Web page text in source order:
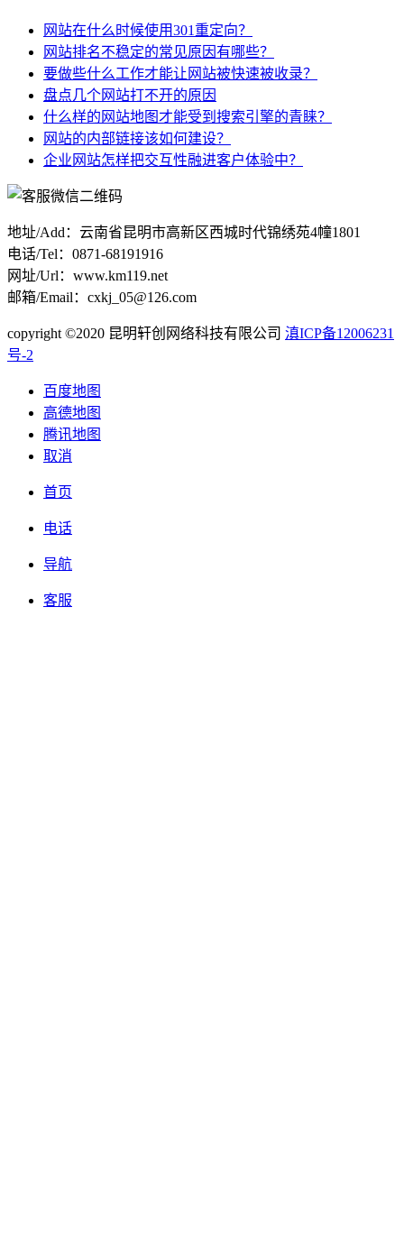
网站在什么时候使用301重定向？
网站排名不稳定的常见原因有哪些？
要做些什么工作才能让网站被快速被收录？
盘点几个网站打不开的原因
什么样的网站地图才能受到搜索引擎的青睐？
网站的内部链接该如何建设？
企业网站怎样把交互性融进客户体验中？
地址/Add：云南省昆明市高新区西城时代锦绣苑4幢1801
电话/Tel：0871-68191916
网址/Url：www.km119.net
邮箱/Email：cxkj_05@126.com
copyright ©2020 昆明轩创网络科技有限公司 滇ICP备12006231
号-2
百度地图
高德地图
腾讯地图
取消
首页
电话
导航
客服